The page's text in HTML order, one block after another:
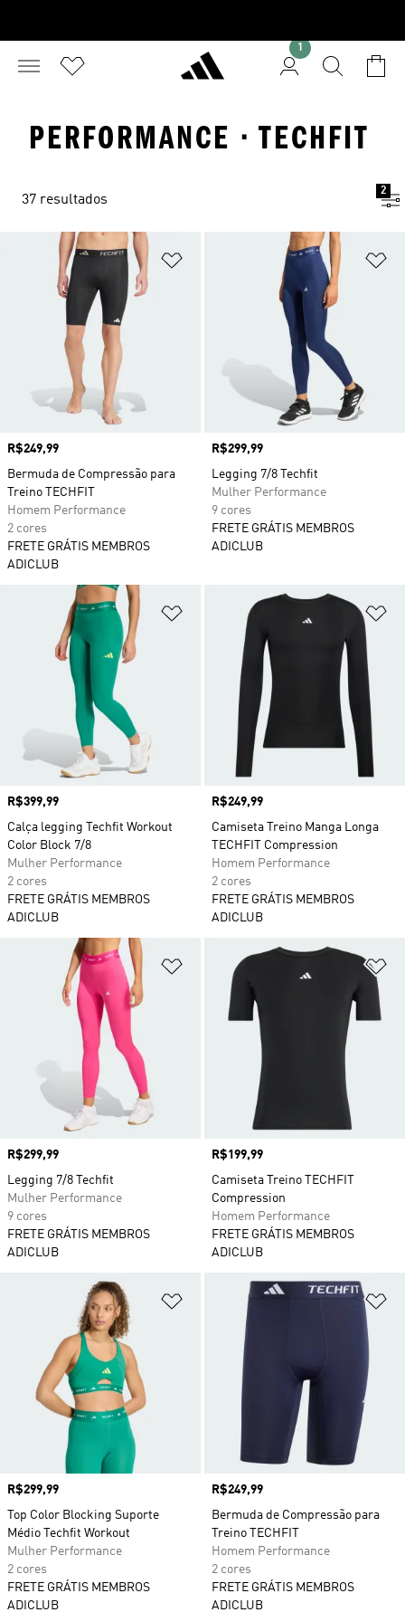
PERFORMANCE · TECHFIT
37 resultados
2
Adicionar à Lista de Desejos
Preço
R$249,99
Bermuda de Compressão para
Treino TECHFIT
Homem Performance
2 cores
FRETE GRÁTIS MEMBROS
ADICLUB
Preço
R$299,99
Legging 7/8 Techfit
Mulher Performance
9 cores
FRETE GRÁTIS MEMBROS
ADICLUB
Adicionar à Lista de Desejos
Preço
R$399,99
Calça legging Techfit Workout
Color Block 7/8
Mulher Performance
2 cores
FRETE GRÁTIS MEMBROS
ADICLUB
Preço
R$249,99
Camiseta Treino Manga Longa
TECHFIT Compression
Homem Performance
2 cores
FRETE GRÁTIS MEMBROS
ADICLUB
Adicionar à Lista de Desejos
Preço
R$299,99
Legging 7/8 Techfit
Mulher Performance
9 cores
FRETE GRÁTIS MEMBROS
ADICLUB
Preço
R$199,99
Camiseta Treino TECHFIT
Compression
Homem Performance
FRETE GRÁTIS MEMBROS
ADICLUB
Adicionar à Lista de Desejos
Preço
R$299,99
Top Color Blocking Suporte
Médio Techfit Workout
Mulher Performance
2 cores
FRETE GRÁTIS MEMBROS
ADICLUB
Preço
R$249,99
Bermuda de Compressão para
Treino TECHFIT
Homem Performance
2 cores
FRETE GRÁTIS MEMBROS
ADICLUB